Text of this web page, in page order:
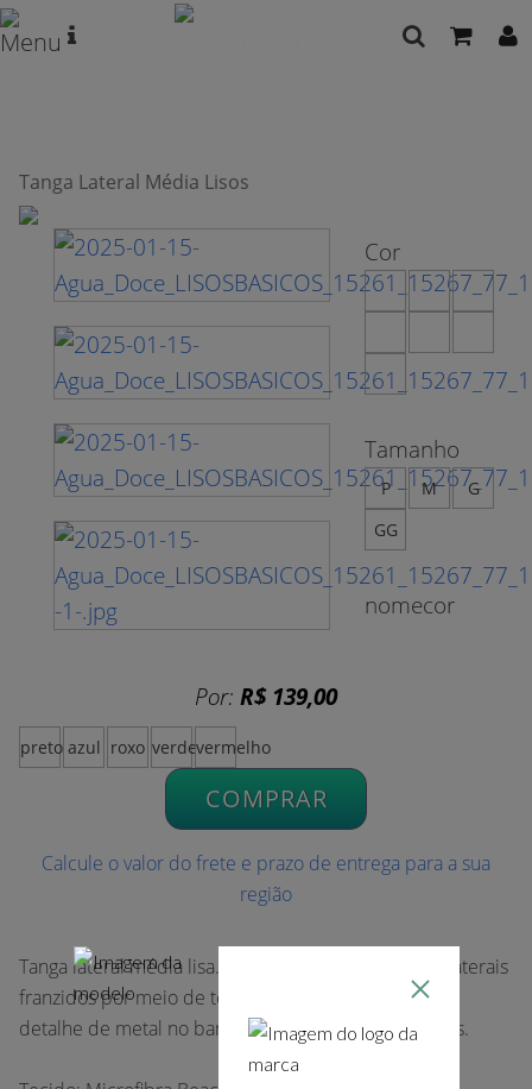
Tanga Lateral Média Lisos
Por: R$ 139,00
Cor
Tamanho
P M
G
GG
nomecor
preto azul roxo verdevermelho
COMPRAR
Calcule o valor do frete e prazo de entrega para a sua
região
Tanga lateral média lisa. O modelo possui recortes laterais
franzidos por meio de tecidos duplos drapeados e
detalhe de metal no banho de Ouro Velho nas costas.